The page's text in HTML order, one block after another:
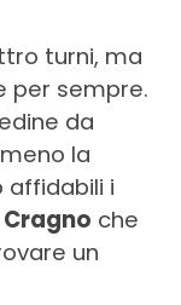
turni, ma
per sempre.
da
la
affidabili i
Cragno che
un